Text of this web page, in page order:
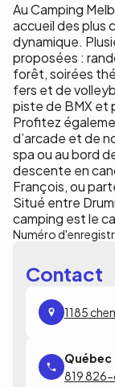
Au Camping
accueil des plus
dynamique.
proposées :
forêt, soirées
fers et de
piste de BMX et
Profitez
d’arcade et de
spa ou au bord
descente en
François, ou
Situé entre
camping est le
Numéro
Contact
1185
819